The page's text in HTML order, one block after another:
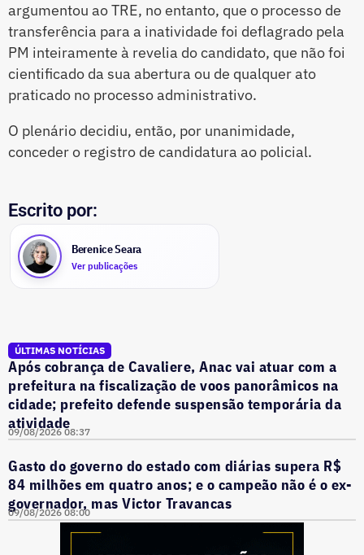
argumentou ao TRE, no entanto, que o processo de
transferência para a inatividade foi deflagrado pela
PM inteiramente à revelia do candidato, que não foi
cientificado da sua abertura ou de qualquer ato
praticado no processo administrativo.
O plenário decidiu, então, por unanimidade,
conceder o registro de candidatura ao policial.
Escrito por:
Berenice Seara
Ver publicações
ÚLTIMAS NOTÍCIAS
Após cobrança de Cavaliere, Anac vai atuar com a
prefeitura na fiscalização de voos panorâmicos na
cidade; prefeito defende suspensão temporária da
atividade
09/08/2026 08:37
Gasto do governo do estado com diárias supera R$
84 milhões em quatro anos; e o campeão não é o ex-
governador, mas Victor Travancas
09/08/2026 08:00